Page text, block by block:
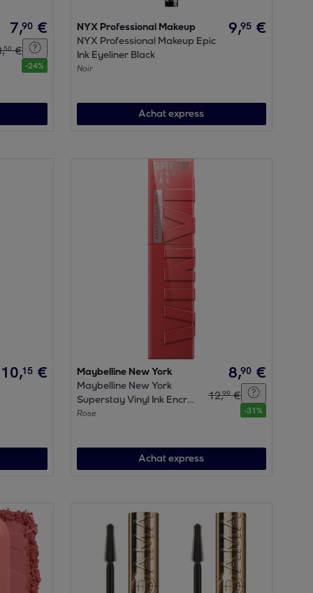
7,90 €
,50 €
-24%
NYX Professional Makeup
NYX Professional Makeup Epic
Ink Eyeliner Black
Noir
9,95 €
Achat express
10,15 €
Maybelline New York
Maybelline New York
Superstay Vinyl Ink Encre
à lèvres liquide mat 15
Rose
8,90 €
12,99 €
-31%
Achat express